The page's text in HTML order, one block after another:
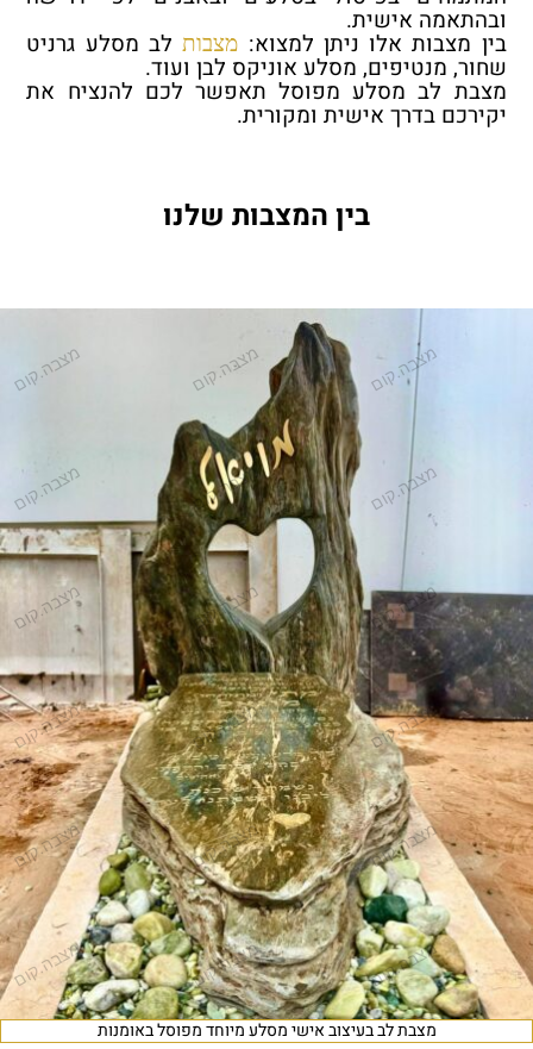
ובהתאמה אישית.
בין מצבות אלו ניתן למצוא: מצבותלב מסלע גרניט
שחור, מנטיפים, מסלע אוניקס לבן ועוד.
מצבת לב מסלע מפוסל תאפשר לכם להנציח את
יקירכם בדרך אישית ומקורית.
בין המצבות שלנו
מצבת לב בעיצוב אישי מסלע מיוחד מפוסל באומנות